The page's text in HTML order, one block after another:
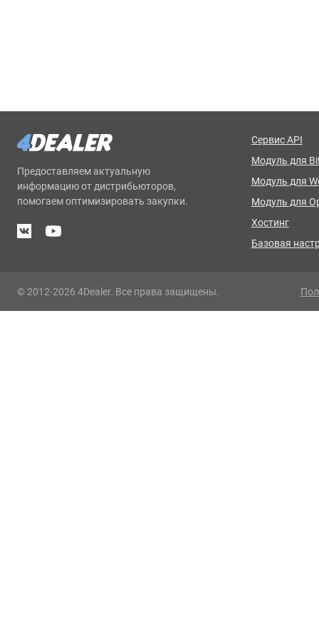
Предоставляем актуальную
информацию от дистрибьюторов,
помогаем оптимизировать закупки.
Сервис API
Модуль для
Модуль для
Модуль для
Хостинг
Базовая
© 2012-2026 4Dealer. Все права защищены.